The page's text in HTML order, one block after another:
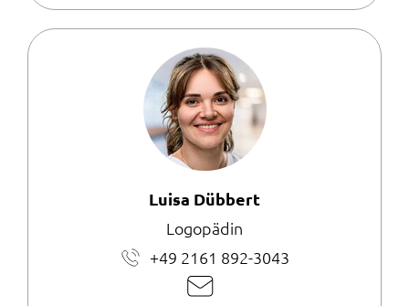
schreiben
Luisa Dübbert
Logopädin
+49 2161 892-3043
E-